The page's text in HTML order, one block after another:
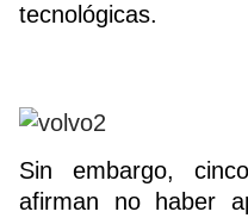
tecnológicas.
Sin embargo,
afirman no haber